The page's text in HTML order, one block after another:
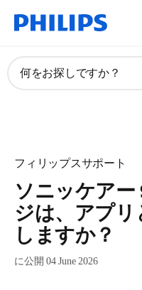
何をお探しですか？
フィリップスサポート
ソニッケアー
ジは、アプ
しますか？
に公開 04 June 2026